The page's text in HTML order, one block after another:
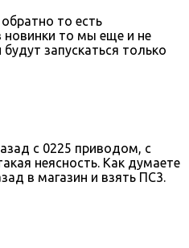
то есть
новинки то мы еще и не
запускаться только
с 0225 приводом, с
неясность. Как думаете
в магазин и взять ПС3.